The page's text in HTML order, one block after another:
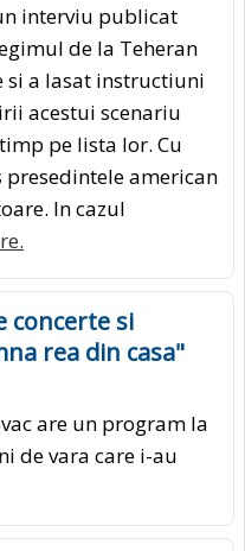
interviu publicat
de la Teheran
si a lasat instructiuni
acestui scenariu
pe lista lor. Cu
presedintele american
In cazul
concerte si
rea din casa"
are un program la
de vara care i-au